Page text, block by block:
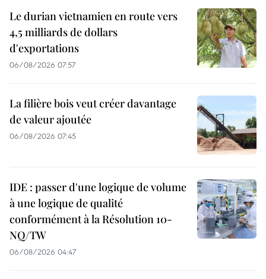
Le durian vietnamien en route vers
4,5 milliards de dollars
d'exportations
06/08/2026 07:57
La filière bois veut créer davantage
de valeur ajoutée
06/08/2026 07:45
IDE : passer d'une logique de volume
à une logique de qualité
conformément à la Résolution 10-
NQ/TW
06/08/2026 04:47